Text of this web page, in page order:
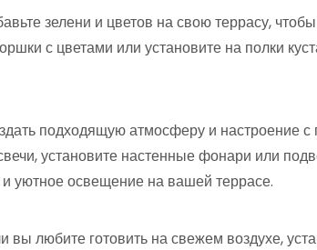
зелени и цветов на свою террасу,
с цветами или установите на полки
подходящую атмосферу и настроение
установите настенные фонари или
уютное освещение на вашей террасе.
вы любите готовить на свежем воздухе,